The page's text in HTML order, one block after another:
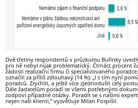
Dvě třetiny respondentů v průzkumu Buřinky
pro ně nebyl nijak problematický. Čtrnáct procent
žádosti realizační firmu či specializovaného
označili za příliš zdlouhavý (14 %). „I s tím nyní
poradců. Zrychlit, a ještě více zjednodušit celý
Dále žadatelům poradí se všemi potřebnými
zodpoví případné otázky. Poradit se s našimi
nejen naši klienti,“ vysvětluje Milan Pospíšil.